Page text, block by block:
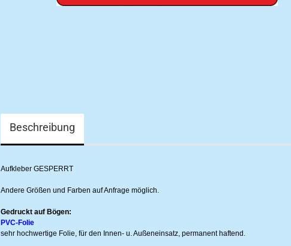
Beschreibung
Aufkleber GESPERRT
Andere Größen und Farben auf Anfrage möglich.
Gedruckt auf Bögen:
PVC-Folie
sehr hochwertige Folie, für den Innen- u. Außeneinsatz, permanent haftend.